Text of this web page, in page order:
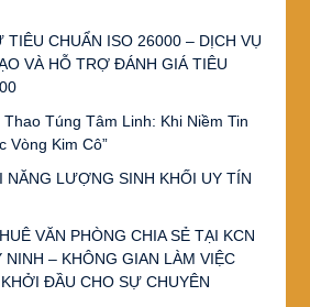
TIÊU CHUẨN ISO 26000 – DỊCH VỤ
VÀ HỖ TRỢ ĐÁNH GIÁ TIÊU
Túng Tâm Linh: Khi Niềm Tin
Vòng Kim Cô”
NĂNG LƯỢNG SINH KHỐI UY TÍN
VĂN PHÒNG CHIA SẺ TẠI KCN
– KHÔNG GIAN LÀM VIỆC
ĐẦU CHO SỰ CHUYÊN